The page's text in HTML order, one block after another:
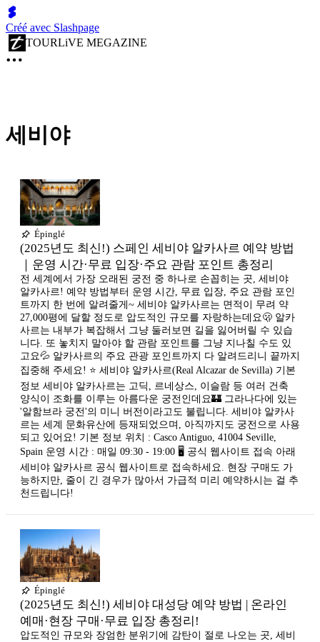
Créé avec Slashpage
TOURLiVE MEGAZINE
세비야
Épinglé
(2025년도 최신!) 스페인 세비야 알카사르 예약 방법
｜운영 시간·무료 입장·주요 관람 포인트 총정리
전 세계에서 가장 오래된 궁전 중 하나로 손꼽히는 곳, 세비야
알카사르! 예약 방법부터 운영 시간, 무료 입장, 주요 관람 포인
트까지 한 번에 알려줄게~ 세비야 알카사르는 ​면적이 무려 약
27,000평에 달할 정도로 압도적인 규모를 자랑하는데요🫢 알카
사르는 내부가 복잡해서 그냥 둘러보면 길을 잃어버릴 수 있습
니다. 또 놓치지 말아야 할 관람 포인트를 그냥 지나칠 수도 있
고요💦 알카사르의 주요 관광 포인트까지 다 알려드리니 끝까지
집중해 주세요! ⭐ 세비야 알카사르(Real Alcazar de Sevilla) 기본
정보 세비야 알카사르는 고딕, 르네상스, 이슬람 등 여러 건축
양식이 조화를 이루는 아름다운 궁전인데요🏰 그라나다에 있는
'알함브라 궁전'의 미니 버전이라고도 불립니다. ​세비야 알카사
르는 세계 문화유산에 등재되었으며, 아직까지도 궁전으로 사용
되고 있어요! 기본 정보 위치 : Casco Antiguo, 41004 Seville,
Spain 운영 시간 : 매일 09:30 - 19:00 🖥 공식 웹사이트 접속 아래
세비야 알카사르 공식 웹사이트로 접속하세요. 현장 구매도 가
능하지만, 줄이 긴 경우가 많아서 가급적 미리 예약하시는 걸 추
천드립니다!
Épinglé
(2025년도 최신!) 세비야 대성당 예약 방법 | 온라인
예매·현장 구매·무료 입장 총정리!
압도적인 규모와 장엄한 분위기에 감탄이 절로 나오는 곳, 세비